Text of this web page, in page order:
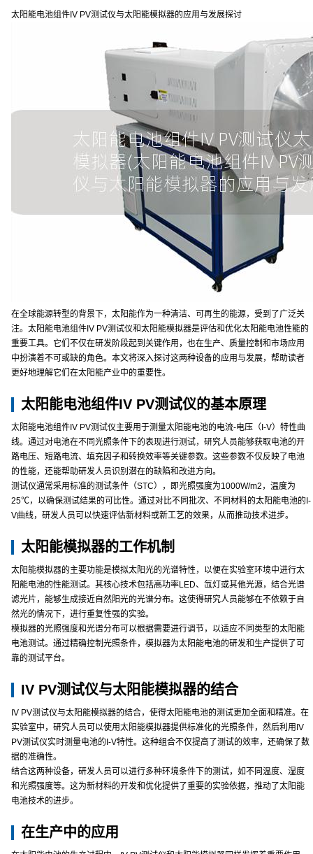
太阳能电池组件IV PV测试仪与太阳能模拟器的应用与发展探讨
在全球能源转型的背景下，太阳能作为一种清洁、可再生的能源，受到了广泛关
注。太阳能电池组件IV PV测试仪和太阳能模拟器是评估和优化太阳能电池性能的
重要工具。它们不仅在研发阶段起到关键作用，也在生产、质量控制和市场应用
中扮演着不可或缺的角色。本文将深入探讨这两种设备的应用与发展，帮助读者
更好地理解它们在太阳能产业中的重要性。
太阳能电池组件IV PV测试仪的基本原理
太阳能电池组件IV PV测试仪主要用于测量太阳能电池的电流-电压（I-V）特性曲
线。通过对电池在不同光照条件下的表现进行测试，研究人员能够获取电池的开
路电压、短路电流、填充因子和转换效率等关键参数。这些参数不仅反映了电池
的性能，还能帮助研发人员识别潜在的缺陷和改进方向。
测试仪通常采用标准的测试条件（STC），即光照强度为1000W/m2，温度为
25℃，以确保测试结果的可比性。通过对比不同批次、不同材料的太阳能电池的I-
V曲线，研发人员可以快速评估新材料或新工艺的效果，从而推动技术进步。
太阳能模拟器的工作机制
太阳能模拟器的主要功能是模拟太阳光的光谱特性，以便在实验室环境中进行太
阳能电池的性能测试。其核心技术包括高功率LED、氙灯或其他光源，结合光谱
滤光片，能够生成接近自然阳光的光谱分布。这使得研究人员能够在不依赖于自
然光的情况下，进行重复性强的实验。
模拟器的光照强度和光谱分布可以根据需要进行调节，以适应不同类型的太阳能
电池测试。通过精确控制光照条件，模拟器为太阳能电池的研发和生产提供了可
靠的测试平台。
IV PV测试仪与太阳能模拟器的结合
IV PV测试仪与太阳能模拟器的结合，使得太阳能电池的测试更加全面和精准。在
实验室中，研究人员可以使用太阳能模拟器提供标准化的光照条件，然后利用IV
PV测试仪实时测量电池的I-V特性。这种组合不仅提高了测试的效率，还确保了数
据的准确性。
结合这两种设备，研发人员可以进行多种环境条件下的测试，如不同温度、湿度
和光照强度等。这为新材料的开发和优化提供了重要的实验依据，推动了太阳能
电池技术的进步。
在生产中的应用